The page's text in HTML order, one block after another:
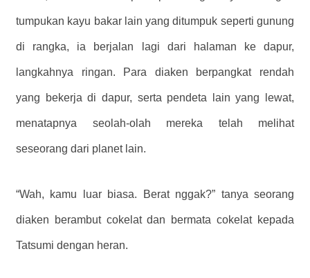
tumpukan kayu bakar lain yang ditumpuk seperti gunung
di rangka, ia berjalan lagi dari halaman ke dapur,
langkahnya ringan. Para diaken berpangkat rendah
yang bekerja di dapur, serta pendeta lain yang lewat,
menatapnya seolah-olah mereka telah melihat
seseorang dari planet lain.
“Wah, kamu luar biasa. Berat nggak?” tanya seorang
diaken berambut cokelat dan bermata cokelat kepada
Tatsumi dengan heran.